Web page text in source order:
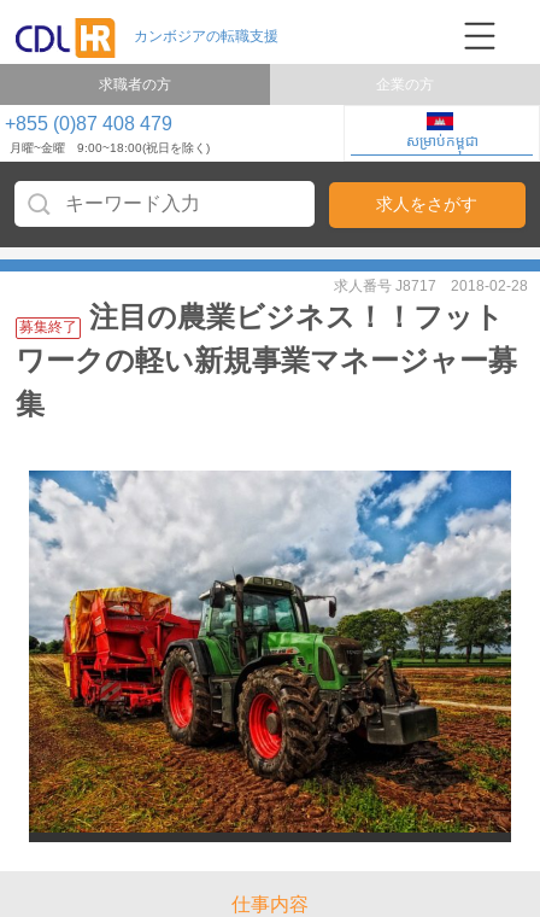
+855 (0)87 408 479
月曜~金曜 9:00~18:00(祝日を除く) សម្រាប់កម្ពុជា
求職者の方 企業の方
募集終了
注目の農業ビジネス！！フット
ワークの軽い新規事業マネージャー募
集
求人番号 J8717 2018-02-28
仕事内容